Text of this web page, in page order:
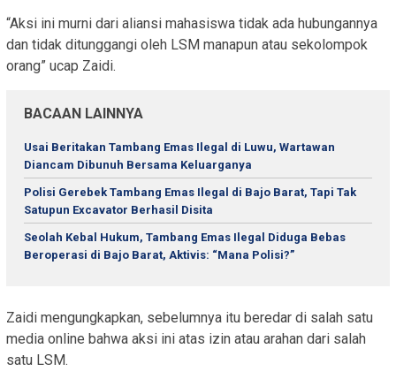
“Aksi ini murni dari aliansi mahasiswa tidak ada hubungannya
dan tidak ditunggangi oleh LSM manapun atau sekolompok
orang” ucap Zaidi.
BACAAN LAINNYA
Usai Beritakan Tambang Emas Ilegal di Luwu, Wartawan
Diancam Dibunuh Bersama Keluarganya
Polisi Gerebek Tambang Emas Ilegal di Bajo Barat, Tapi Tak
Satupun Excavator Berhasil Disita
Seolah Kebal Hukum, Tambang Emas Ilegal Diduga Bebas
Beroperasi di Bajo Barat, Aktivis: “Mana Polisi?”
Zaidi mengungkapkan, sebelumnya itu beredar di salah satu
media online bahwa aksi ini atas izin atau arahan dari salah
satu LSM.